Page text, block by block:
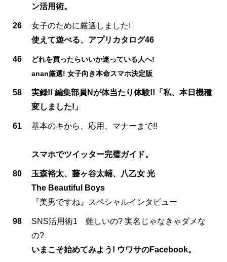
ン活用術。
26
女子のために厳選しました!
使えて遊べる、アプリカタログ46
46
どれを買ったらいいか迷っている人へ!
anan厳選! 女子向き本命スマホ決定版
58
実録!! 編集部員Nが体当たり体験!!「私、本日機種
変しました!」
61 基本のキから、応用、マナーまで!!
スマホでツイッター完璧ガイド。
80
玉森裕太、藤ヶ谷太輔、八乙女 光
The Beautiful Boys
『美男ですね』スペシャルインタビュー
98
SNS活用術1 難しいの? 実名じゃなきゃダメな
の?
いまこそ始めてみよう! ウワサのFacebook。